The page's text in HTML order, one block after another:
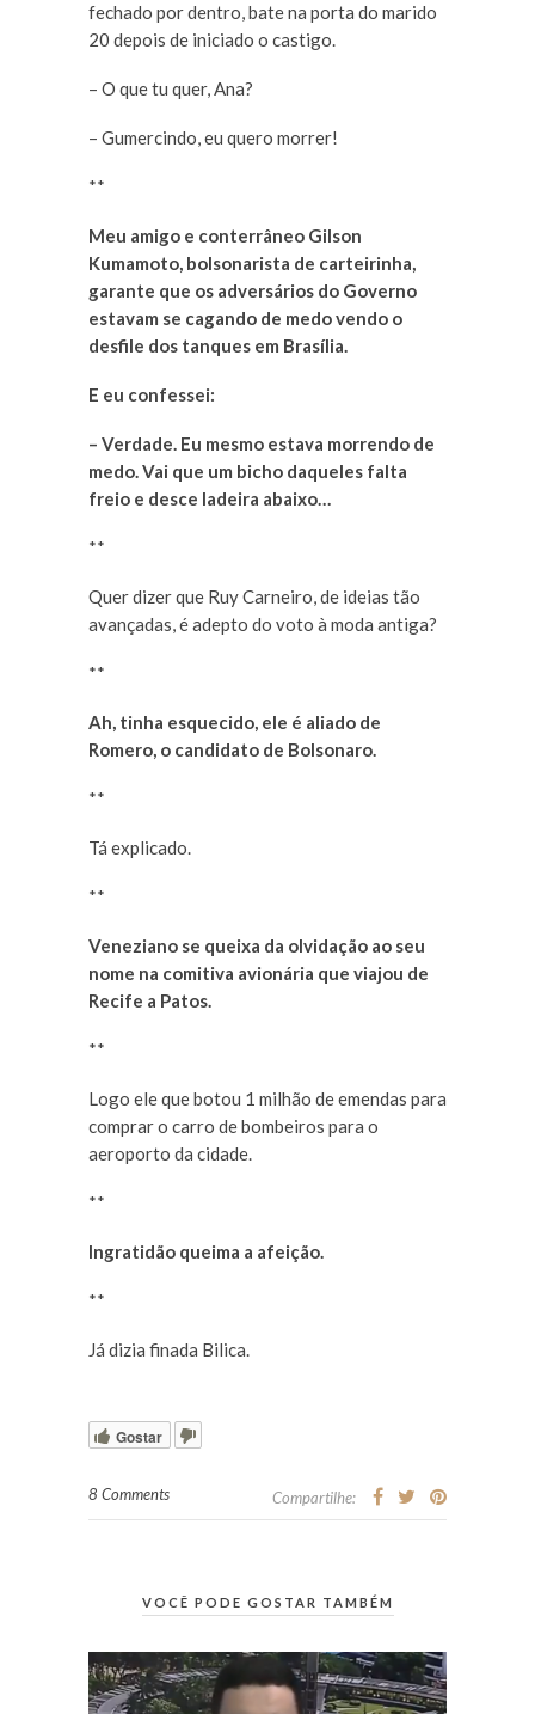
fechado por dentro, bate na porta do marido
20 depois de iniciado o castigo.
– O que tu quer, Ana?
– Gumercindo, eu quero morrer!
**
Meu amigo e conterrâneo Gilson
Kumamoto, bolsonarista de carteirinha,
garante que os adversários do Governo
estavam se cagando de medo vendo o
desfile dos tanques em Brasília.
E eu confessei:
– Verdade. Eu mesmo estava morrendo de
medo. Vai que um bicho daqueles falta
freio e desce ladeira abaixo…
**
Quer dizer que Ruy Carneiro, de ideias tão
avançadas, é adepto do voto à moda antiga?
**
Ah, tinha esquecido, ele é aliado de
Romero, o candidato de Bolsonaro.
**
Tá explicado.
**
Veneziano se queixa da olvidação ao seu
nome na comitiva avionária que viajou de
Recife a Patos.
**
Logo ele que botou 1 milhão de emendas para
comprar o carro de bombeiros para o
aeroporto da cidade.
**
Ingratidão queima a afeição.
**
Já dizia finada Bilica.
Gostar
8 Comments Compartilhe:
VOCÊ PODE GOSTAR TAMBÉM